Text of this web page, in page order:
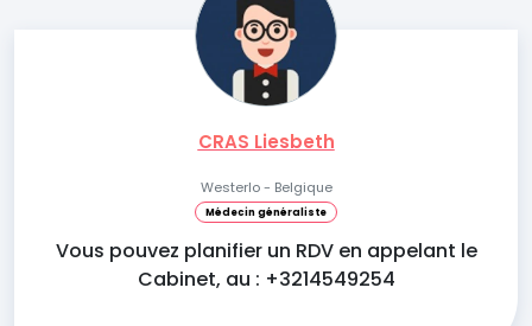
CRAS Liesbeth
Westerlo - Belgique
Médecin généraliste
Vous pouvez planifier un RDV en appelant le
Cabinet, au : +3214549254